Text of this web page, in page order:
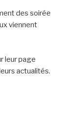
des soirée
viennent
leur page
actualités.